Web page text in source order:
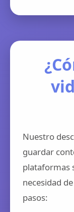
Nuestro
guardar
plataformas
necesidad
pasos: